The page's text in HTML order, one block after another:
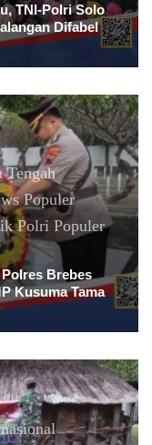
TNI-Polri Solo
Difabel
Tengah
Populer
Polri Populer
Brebes
Kusuma Tama